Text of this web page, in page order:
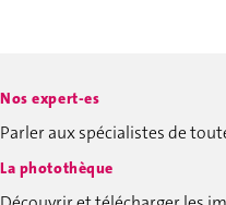
Nos expert-es
Parler aux spécialistes de
La photothèque